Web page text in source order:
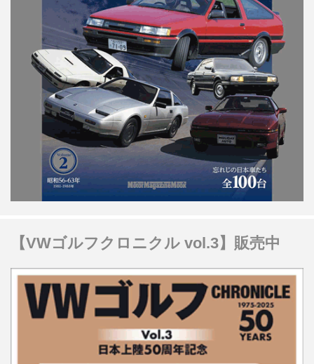
【VWゴルフクロニクル vol.3】販売中